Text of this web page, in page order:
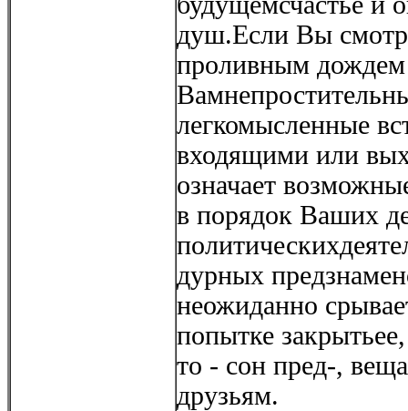
душ.Если Вы
проливным дождем
легкомысленные
входящими или
означает
в порядок Ваших
дурных
неожиданно
попытке
то - сон пред-,
друзьям.